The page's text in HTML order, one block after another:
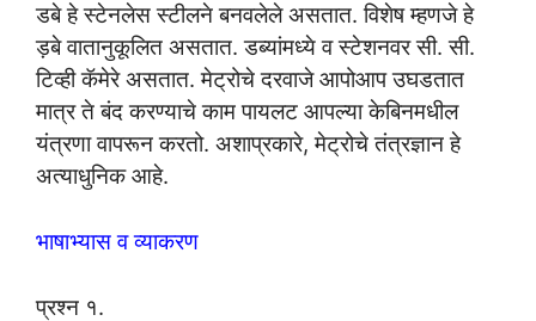
डबे हे स्टेनलेस स्टीलने बनवलेले असतात. विशेष म्हणजे हे
ड़बे वातानुकूलित असतात. डब्यांमध्ये व स्टेशनवर सी. सी.
टिव्ही कॅमेरे असतात. मेट्रोचे दरवाजे आपोआप उघडतात
मात्र ते बंद करण्याचे काम पायलट आपल्या केबिनमधील
यंत्रणा वापरून करतो. अशाप्रकारे, मेट्रोचे तंत्रज्ञान हे
अत्याधुनिक आहे.
भाषाभ्यास व व्याकरण
प्रश्न १.